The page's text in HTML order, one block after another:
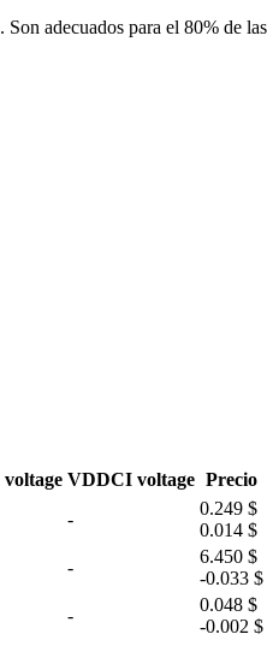
. Son adecuados para el 80% de
VDDCI voltage Precio
-
0.249 $
0.014 $
-
6.450 $
-0.033 $
-
0.048 $
-0.002 $